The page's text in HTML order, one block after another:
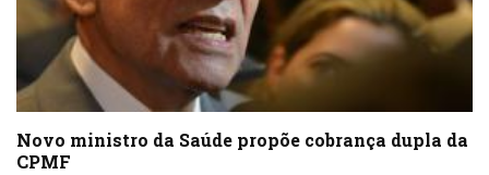
Novo ministro da Saúde propõe cobrança dupla da
CPMF